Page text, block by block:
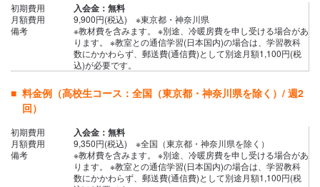
初期費用 入会金：無料
月額費用
9,900円(税込) ※東京都・神奈川県
備考
※教材費を含みます。 ※別途、冷暖房費を申し受ける場合があ
ります。 ※教室との通信学習(日本国内)の場合は、学習教科
数にかかわらず、郵送費(通信費)として別途月額1,100円(税
込)が必要です。
料金例（高校生コース：全国（東京都・神奈川県を除く）/ 週2
回）
初期費用 入会金：無料
月額費用
9,350円(税込) ※全国（東京都・神奈川県を除く）
備考
※教材費を含みます。 ※別途、冷暖房費を申し受ける場合があ
ります。 ※教室との通信学習(日本国内)の場合は、学習教科
数にかかわらず、郵送費(通信費)として別途月額1,100円(税